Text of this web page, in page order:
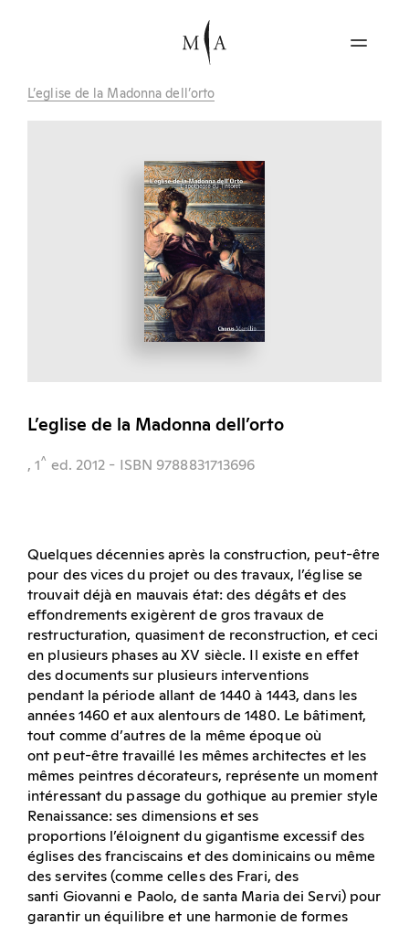
L’eglise de la Madonna dell’orto
L’eglise de la Madonna dell’orto
, 1^ ed. 2012 - ISBN 9788831713696
Quelques décennies après la construction, peut-être
pour des vices du projet ou des travaux, l’église se
trouvait déjà en mauvais état: des dégâts et des
effondrements exigèrent de gros travaux de
restructuration, quasiment de reconstruction, et ceci
en plusieurs phases au XV siècle. Il existe en effet
des documents sur plusieurs interventions
pendant la période allant de 1440 à 1443, dans les
années 1460 et aux alentours de 1480. Le bâtiment,
tout comme d’autres de la même époque où
ont peut-être travaillé les mêmes architectes et les
mêmes peintres décorateurs, représente un moment
intéressant du passage du gothique au premier style
Renaissance: ses dimensions et ses
proportions l’éloignent du gigantisme excessif des
églises des franciscains et des dominicains ou même
des servites (comme celles des Frari, des
santi Giovanni e Paolo, de santa Maria dei Servi) pour
garantir un équilibre et une harmonie de formes